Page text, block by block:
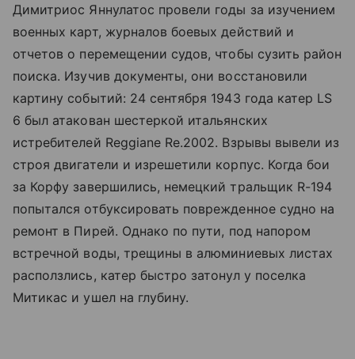
Димитриос Яннулатос провели годы за изучением
военных карт, журналов боевых действий и
отчетов о перемещении судов, чтобы сузить район
поиска. Изучив документы, они восстановили
картину событий: 24 сентября 1943 года катер LS
6 был атакован шестеркой итальянских
истребителей Reggiane Re.2002. Взрывы вывели из
строя двигатели и изрешетили корпус. Когда бои
за Корфу завершились, немецкий тральщик R-194
попытался отбуксировать поврежденное судно на
ремонт в Пирей. Однако по пути, под напором
встречной воды, трещины в алюминиевых листах
расползлись, катер быстро затонул у поселка
Митикас и ушел на глубину.